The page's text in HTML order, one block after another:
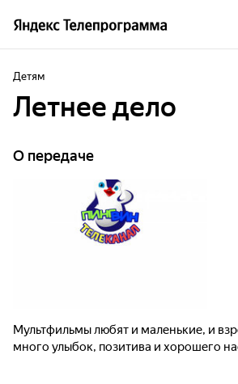
Детям
Летнее дело
О передаче
Мультфильмы любят и маленькие, и
много улыбок, позитива и хорошего